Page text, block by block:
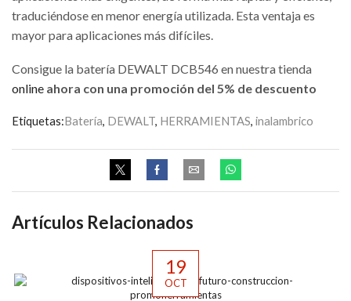
traduciéndose en menor energía utilizada. Esta ventaja es
mayor para aplicaciones más difíciles.
Consigue la batería DEWALT DCB546 en nuestra tienda
online ahora con una promoción del 5% de descuento
Etiquetas:Batería, DEWALT, HERRAMIENTAS, inalambrico
Artículos Relacionados
19
OCT